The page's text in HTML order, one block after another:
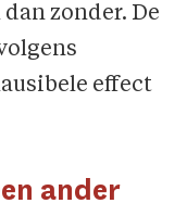
zonder. De
effect
ander